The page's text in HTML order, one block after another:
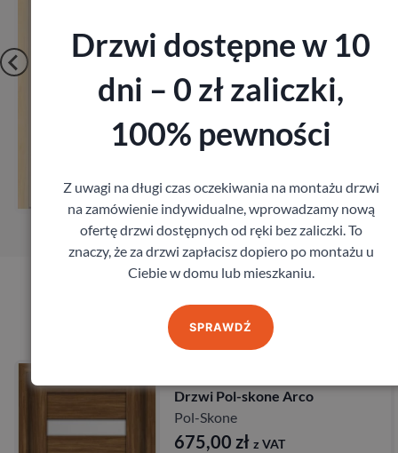
pomiar
Produkty marki Pol-Skone
Pol-skone Arco
Skone
zł
Pol-
Drzwi dostępne w 10
dni – 0 zł zaliczki,
100% pewności
Z uwagi na długi czas oczekiwania na montażu drzwi
na zamówienie indywidualne, wprowadzamy nową
ofertę drzwi dostępnych od ręki bez zaliczki. To
znaczy, że za drzwi zapłacisz dopiero po montażu u
Ciebie w domu lub mieszkaniu.
SPRAWDŹ